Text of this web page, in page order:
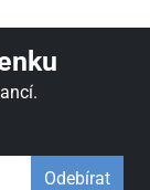
Odebírat